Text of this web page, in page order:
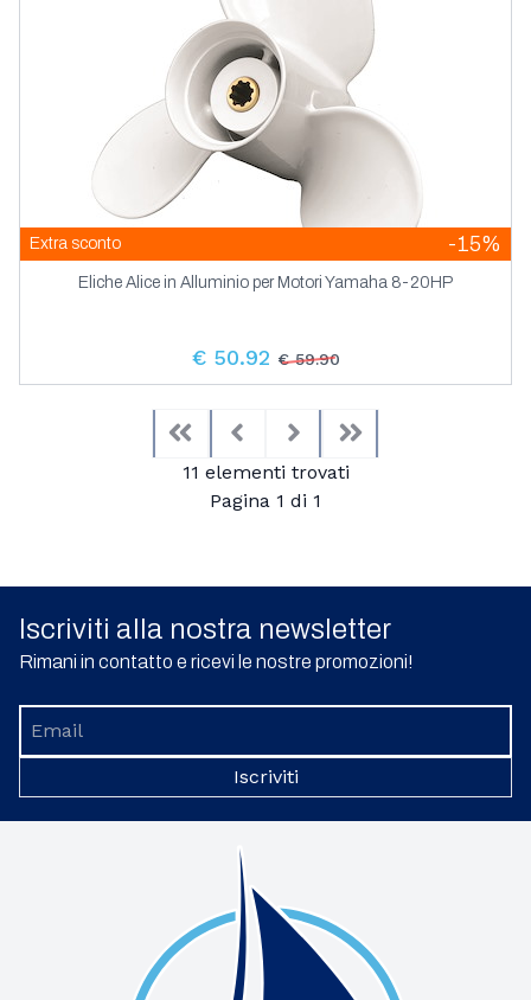
Extra sconto -15%
Eliche Alice in Alluminio per Motori Yamaha 8-20HP
€ 50.92 € 59.90
FirstPrevious
11 elementi trovati
Pagina 1 di 1
Next
Iscriviti alla nostra newsletter
Rimani in contatto e ricevi le nostre promozioni!
Iscriviti